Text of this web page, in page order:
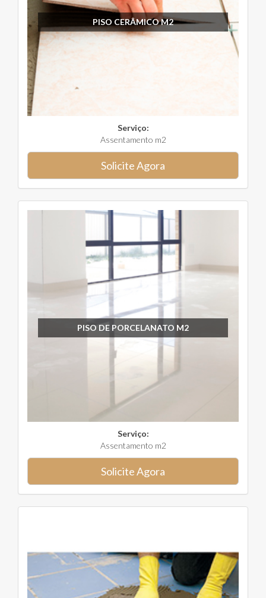
PISO CERÂMICO M2
Serviço:
Assentamento m2
Solicite Agora
PISO DE PORCELANATO M2
Serviço:
Assentamento m2
Solicite Agora